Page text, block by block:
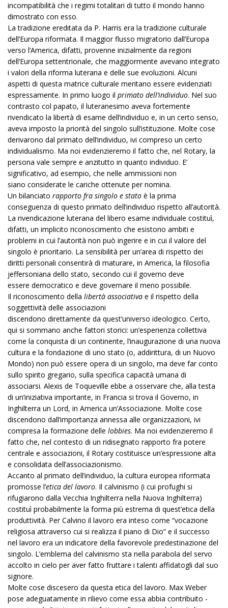
incompatibilità che i regimi totalitari di tutto il mondo hanno
dimostrato con esso.
La tradizione ereditata da P. Harris era la tradizione culturale
dell’Europa riformata. Il maggior flusso migratorio dall’Europa
verso l’America, difatti, provenne inizialmente da regioni
dell’Europa settentrionale, che maggiormente avevano integrato
i valori della riforma luterana e delle sue evoluzioni. Alcuni
aspetti di questa matrice culturale meritano essere evidenziati
espressamente. In primo luogo il primato dell’individuo. Nel suo
contrasto col papato, il luteranesimo aveva fortemente
rivendicato la libertà di esame dell’individuo e, in un certo senso,
aveva imposto la priorità del singolo sull’istituzione. Molte cose
derivarono dal primato dell’individuo, ivi compreso un certo
individualismo. Ma noi evidenzieremo il fatto che, nel Rotary, la
persona vale sempre e anzitutto in quanto individuo. E’
significativo, ad esempio, che nelle ammissioni non
siano considerate le cariche ottenute per nomina.
Un bilanciato rapporto fra singolo e stato è la prima
conseguenza di questo primato dell’individuo rispetto all’autorità.
La rivendicazione luterana del libero esame individuale costituì,
difatti, un implicito riconoscimento che esistono ambiti e
problemi in cui l’autorità non può ingerire e in cui il valore del
singolo è prioritario. La sensibilità per un’area di rispetto dei
diritti personali consentirà di maturare, in America, la filosofia
jeffersoniana dello stato, secondo cui il governo deve
essere democratico e deve governare il meno possibile.
Il riconoscimento della libertà associativa e il rispetto della
soggettività delle associazioni
discendono direttamente da quest’universo ideologico. Certo,
qui si sommano anche fattori storici: un’esperienza collettiva
come la conquista di un continente, l’inaugurazione di una nuova
cultura e la fondazione di uno stato (o, addirittura, di un Nuovo
Mondo) non può essere opera di un singolo, ma deve far conto
sullo spirito gregario, sulla specifica capacità umana di
associarsi. Alexis de Toqueville ebbe a osservare che, alla testa
di un’iniziativa importante, in Francia si trova il Governo, in
Inghilterra un Lord, in America un’Associazione. Molte cose
discendono dall’importanza annessa alle organizzazioni, ivi
compresa la formazione delle lobbies. Ma noi evidenzieremo il
fatto che, nel contesto di un ridisegnato rapporto fra potere
centrale e associazioni, il Rotary costituisce un’espressione alta
e consolidata dell’associazionismo.
Accanto al primato dell’individuo, la cultura europea riformata
promosse l’etica del lavoro. Il calvinismo (i cui profughi si
rifugiarono dalla Vecchia Inghilterra nella Nuova Inghilterra)
costituì probabilmente la forma più estrema di quest’etica della
produttività. Per Calvino il lavoro era inteso come “vocazione
religiosa attraverso cui si realizza il piano di Dio” e il successo
nel lavoro era un indicatore della favorevole predestinazione del
singolo. L’emblema del calvinismo sta nella parabola del servo
accolto in cielo per aver fatto fruttare i talenti affidatogli dal suo
signore.
Molte cose discesero da questa etica del lavoro. Max Weber
pose adeguatamente in rilievo come essa abbia contribuito -